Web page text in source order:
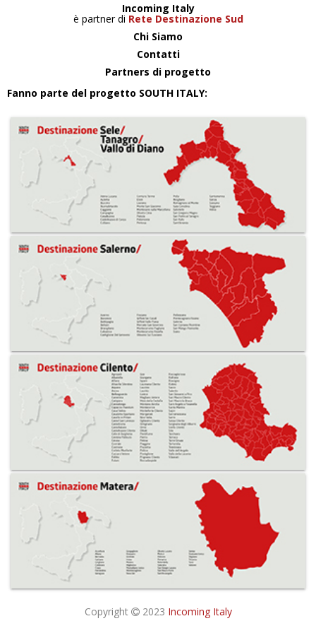
Incoming Italy
è partner di Rete Destinazione Sud
Chi Siamo
Contatti
Partners di progetto
Fanno parte del progetto SOUTH ITALY:
Copyright 2023 Incoming Italy